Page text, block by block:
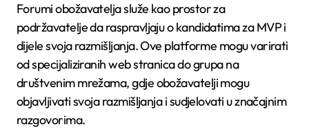
Forumi obožavatelja služe kao prostor za
podržavatelje da raspravljaju o kandidatima za MVP i
dijele svoja razmišljanja. Ove platforme mogu varirati
od specijaliziranih web stranica do grupa na
društvenim mrežama, gdje obožavatelji mogu
objavljivati svoja razmišljanja i sudjelovati u značajnim
razgovorima.